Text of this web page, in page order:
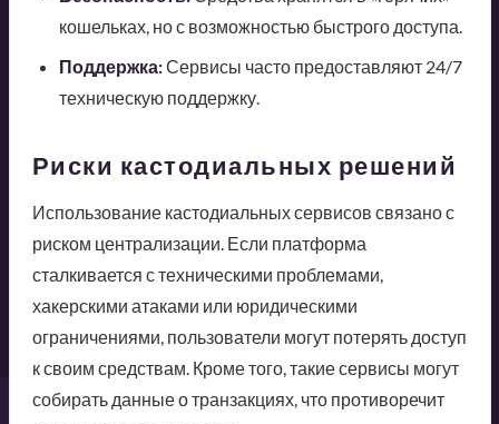
кошельках, но с возможностью быстрого доступа.
Поддержка:Сервисы часто предоставляют 24/7
техническую поддержку.
Риски кастодиальных решений
Использование кастодиальных сервисов связано с
риском централизации. Если платформа
сталкивается с техническими проблемами,
хакерскими атаками или юридическими
ограничениями, пользователи могут потерять доступ
к своим средствам. Кроме того, такие сервисы могут
собирать данные о транзакциях, что противоречит